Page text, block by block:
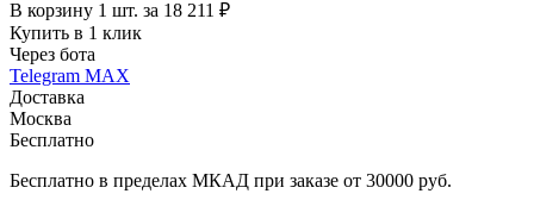
В корзину 1 шт. за 18 211 ₽
Купить в 1 клик
Через бота
Telegram MAX
Доставка
Москва
Бесплатно
Бесплатно в пределах МКАД при заказе от 30000 руб.